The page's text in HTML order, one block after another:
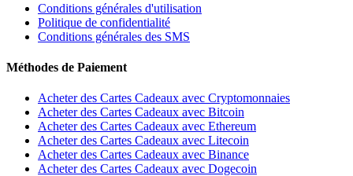
Conditions générales d'utilisation
Politique de confidentialité
Conditions générales des SMS
Méthodes de Paiement
Acheter des Cartes Cadeaux avec Cryptomonnaies
Acheter des Cartes Cadeaux avec Bitcoin
Acheter des Cartes Cadeaux avec Ethereum
Acheter des Cartes Cadeaux avec Litecoin
Acheter des Cartes Cadeaux avec Binance
Acheter des Cartes Cadeaux avec Dogecoin